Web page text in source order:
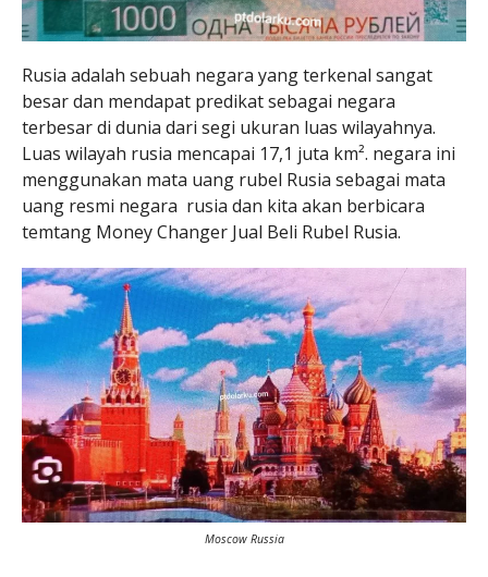
Rusia adalah sebuah negara yang terkenal sangat
besar dan mendapat predikat sebagai negara
terbesar di dunia dari segi ukuran luas wilayahnya.
Luas wilayah rusia mencapai 17,1 juta km². negara ini
menggunakan mata uang rubel Rusia sebagai mata
uang resmi negara rusia dan kita akan berbicara
temtang Money Changer Jual Beli Rubel Rusia.
Moscow Russia